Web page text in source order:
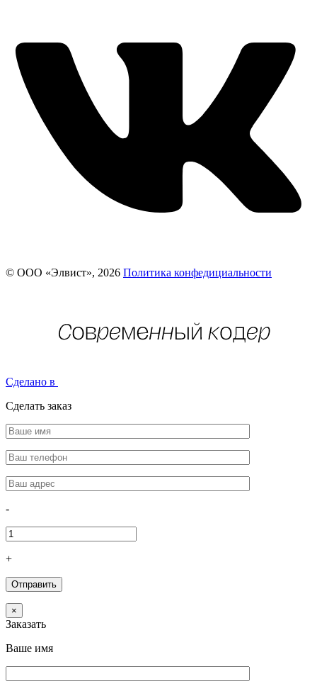
© ООО «Элвист», 2026 Политика конфедициальности
Сделано в
Сделать заказ
-
+
×
Заказать
Ваше имя